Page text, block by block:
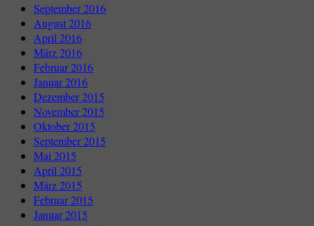
September 2016
August 2016
April 2016
März 2016
Februar 2016
Januar 2016
Dezember 2015
November 2015
Oktober 2015
September 2015
Mai 2015
April 2015
März 2015
Februar 2015
Januar 2015